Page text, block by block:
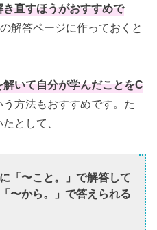
直すほうがおすすめで
解答ページに作っておくと
いて自分が学んだことをC
う方法もおすすめです。た
として、
「〜こと。」で解答して
〜から。」で答えられる